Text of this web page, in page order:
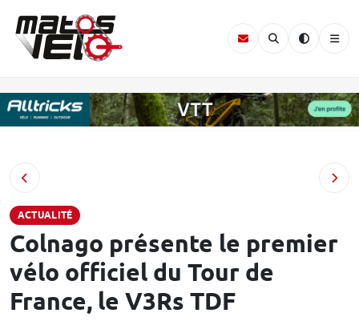
ACTUALITÉ
Colnago présente le premier
vélo officiel du Tour de
France, le V3Rs TDF